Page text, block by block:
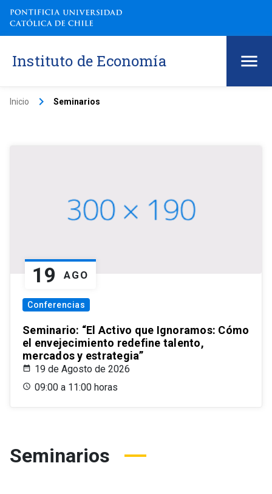
Instituto de Economía
Inicio keyboard_arrow_right Seminarios
19 AGO
Conferencias
Seminario: “El Activo que Ignoramos: Cómo
el envejecimiento redefine talento,
mercados y estrategia”
19 de Agosto de 2026
09:00 a 11:00 horas
Seminarios